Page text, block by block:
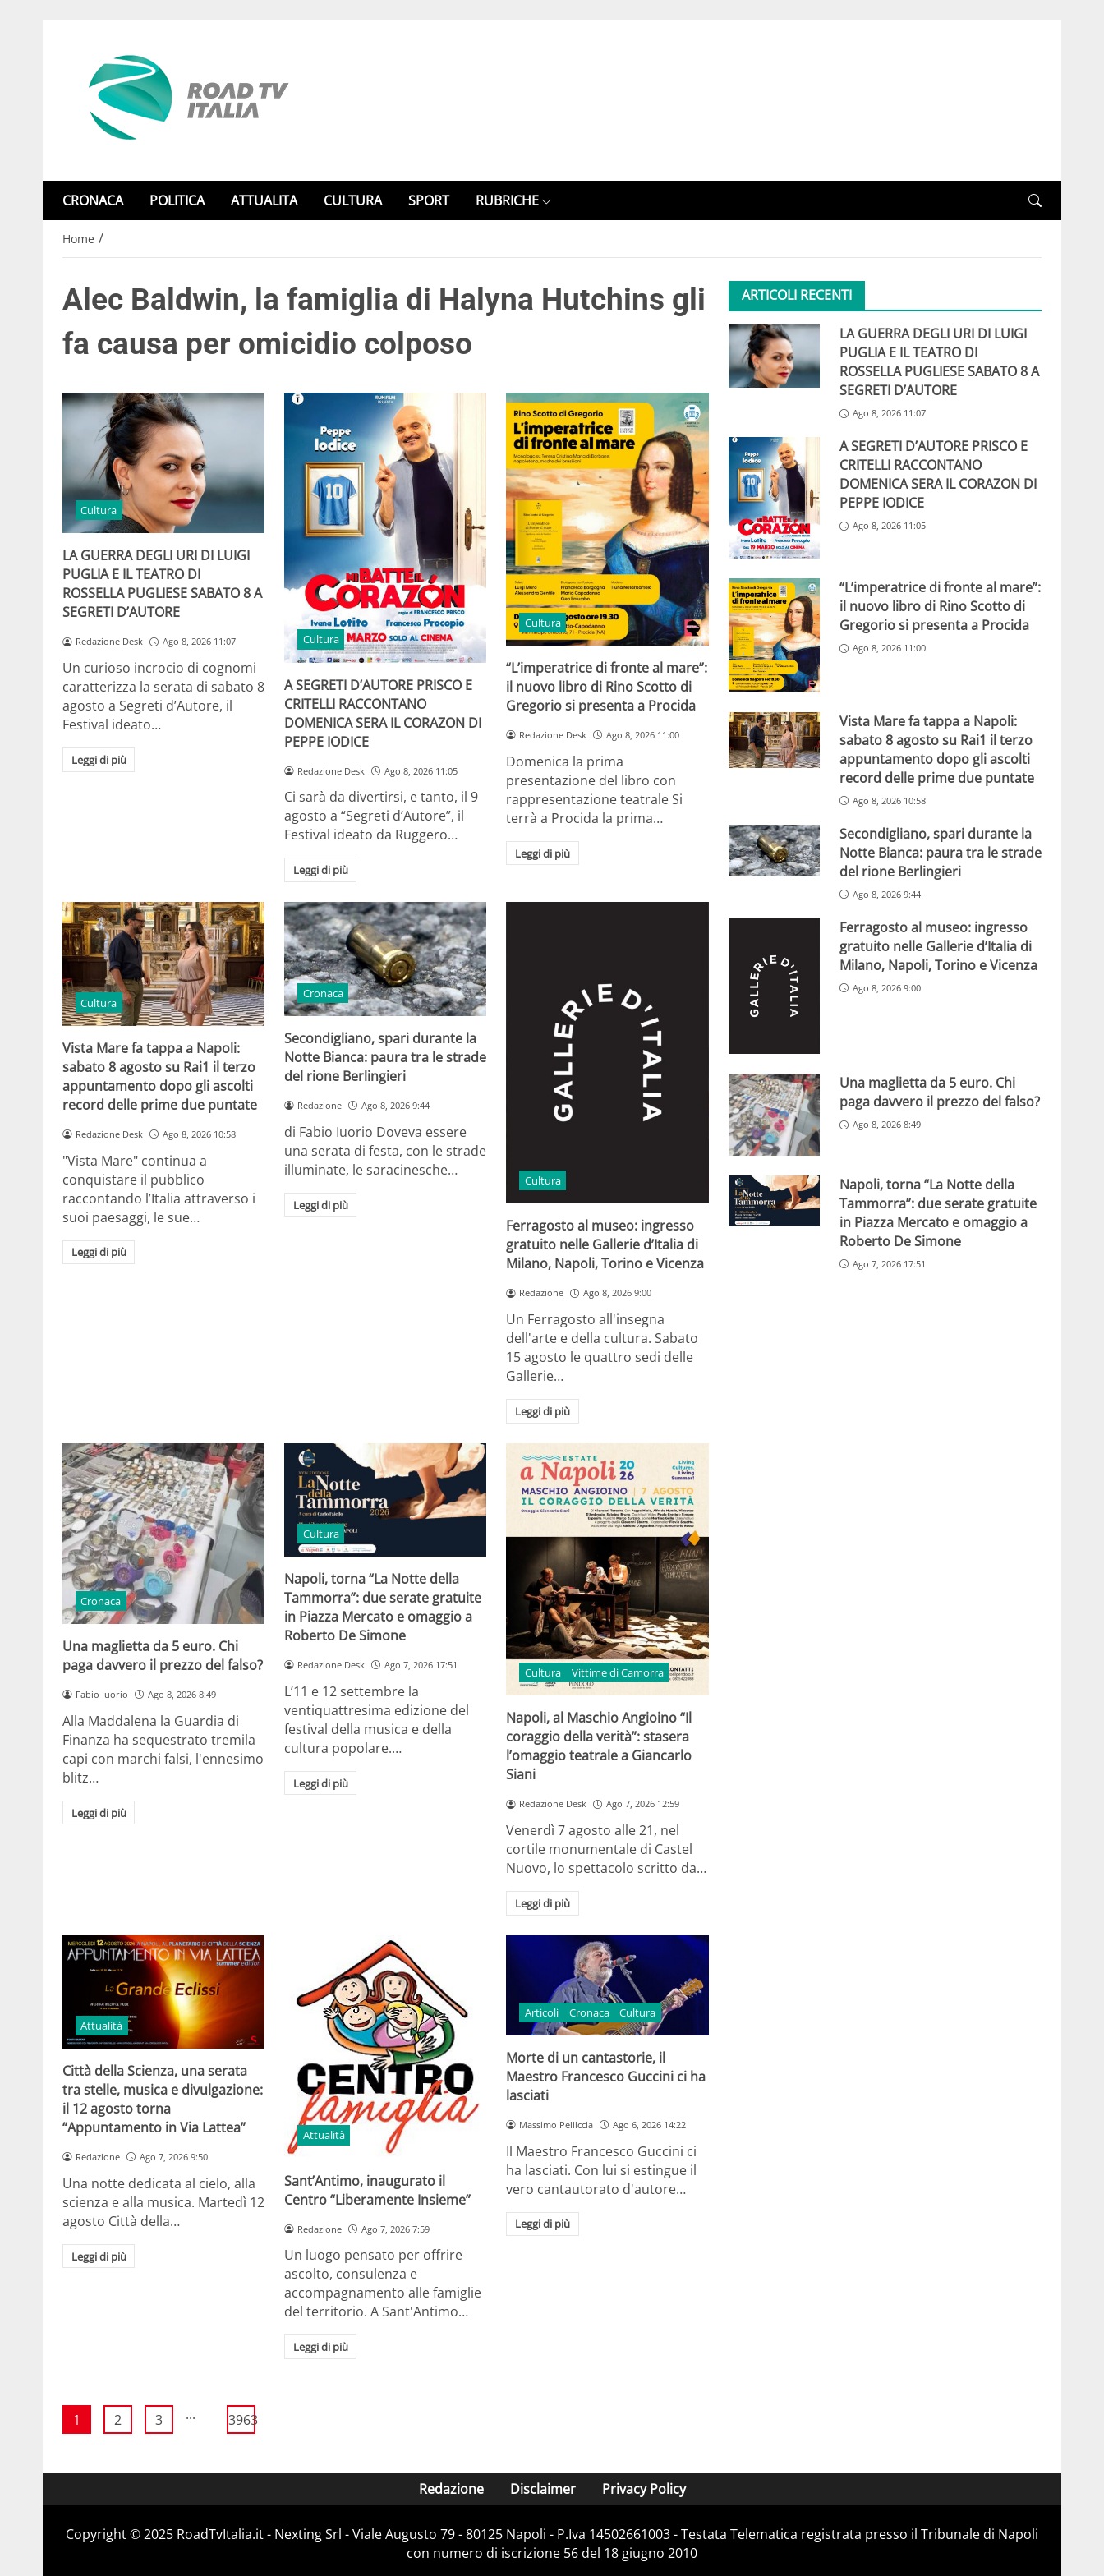
CRONACA POLITICA ATTUALITA CULTURA SPORT RUBRICHE
Home /
Alec Baldwin, la famiglia di Halyna Hutchins gli
fa causa per omicidio colposo
Cultura
LA GUERRA DEGLI URI DI LUIGI
PUGLIA E IL TEATRO DI
ROSSELLA PUGLIESE SABATO 8 A
SEGRETI D’AUTORE
Redazione Desk Ago 8, 2026 11:07
Un curioso incrocio di cognomi
caratterizza la serata di sabato 8
agosto a Segreti d’Autore, il
Festival ideato…
Leggi di più
Cultura
A SEGRETI D’AUTORE PRISCO E
CRITELLI RACCONTANO
DOMENICA SERA IL CORAZON DI
PEPPE IODICE
Redazione Desk Ago 8, 2026 11:05
Ci sarà da divertirsi, e tanto, il 9
agosto a “Segreti d’Autore”, il
Festival ideato da Ruggero…
Leggi di più
Cultura
“L’imperatrice di fronte al mare”:
il nuovo libro di Rino Scotto di
Gregorio si presenta a Procida
Redazione Desk Ago 8, 2026 11:00
Domenica la prima
presentazione del libro con
rappresentazione teatrale Si
terrà a Procida la prima…
Leggi di più
Cultura
Vista Mare fa tappa a Napoli:
sabato 8 agosto su Rai1 il terzo
appuntamento dopo gli ascolti
record delle prime due puntate
Redazione Desk Ago 8, 2026 10:58
"Vista Mare" continua a
conquistare il pubblico
raccontando l’Italia attraverso i
suoi paesaggi, le sue…
Leggi di più
Cronaca
Secondigliano, spari durante la
Notte Bianca: paura tra le strade
del rione Berlingieri
Redazione Ago 8, 2026 9:44
di Fabio Iuorio Doveva essere
una serata di festa, con le strade
illuminate, le saracinesche…
Leggi di più
Cultura
Ferragosto al museo: ingresso
gratuito nelle Gallerie d’Italia di
Milano, Napoli, Torino e Vicenza
Redazione Ago 8, 2026 9:00
Un Ferragosto all'insegna
dell'arte e della cultura. Sabato
15 agosto le quattro sedi delle
Gallerie…
Leggi di più
Cronaca
Una maglietta da 5 euro. Chi
paga davvero il prezzo del falso?
Fabio Iuorio Ago 8, 2026 8:49
Alla Maddalena la Guardia di
Finanza ha sequestrato tremila
capi con marchi falsi, l'ennesimo
blitz…
Leggi di più
Cultura
Napoli, torna “La Notte della
Tammorra”: due serate gratuite
in Piazza Mercato e omaggio a
Roberto De Simone
Redazione Desk Ago 7, 2026 17:51
L’11 e 12 settembre la
ventiquattresima edizione del
festival della musica e della
cultura popolare.…
Leggi di più
Cultura Vittime di Camorra
Napoli, al Maschio Angioino “Il
coraggio della verità”: stasera
l’omaggio teatrale a Giancarlo
Siani
Redazione Desk Ago 7, 2026 12:59
Venerdì 7 agosto alle 21, nel
cortile monumentale di Castel
Nuovo, lo spettacolo scritto da…
Leggi di più
Attualità
Città della Scienza, una serata
tra stelle, musica e divulgazione:
il 12 agosto torna
“Appuntamento in Via Lattea”
Redazione Ago 7, 2026 9:50
Una notte dedicata al cielo, alla
scienza e alla musica. Martedì 12
agosto Città della…
Leggi di più
Attualità
Sant’Antimo, inaugurato il
Centro “Liberamente Insieme”
Redazione Ago 7, 2026 7:59
Un luogo pensato per offrire
ascolto, consulenza e
accompagnamento alle famiglie
del territorio. A Sant'Antimo…
Leggi di più
Articoli Cronaca Cultura
Morte di un cantastorie, il
Maestro Francesco Guccini ci ha
lasciati
Massimo Pelliccia Ago 6, 2026 14:22
Il Maestro Francesco Guccini ci
ha lasciati. Con lui si estingue il
vero cantautorato d'autore…
Leggi di più
1 2 3 ... 3963
ARTICOLI RECENTI
LA GUERRA DEGLI URI DI LUIGI
PUGLIA E IL TEATRO DI
ROSSELLA PUGLIESE SABATO 8 A
SEGRETI D’AUTORE
Ago 8, 2026 11:07
A SEGRETI D’AUTORE PRISCO E
CRITELLI RACCONTANO
DOMENICA SERA IL CORAZON DI
PEPPE IODICE
Ago 8, 2026 11:05
“L’imperatrice di fronte al mare”:
il nuovo libro di Rino Scotto di
Gregorio si presenta a Procida
Ago 8, 2026 11:00
Vista Mare fa tappa a Napoli:
sabato 8 agosto su Rai1 il terzo
appuntamento dopo gli ascolti
record delle prime due puntate
Ago 8, 2026 10:58
Secondigliano, spari durante la
Notte Bianca: paura tra le strade
del rione Berlingieri
Ago 8, 2026 9:44
Ferragosto al museo: ingresso
gratuito nelle Gallerie d’Italia di
Milano, Napoli, Torino e Vicenza
Ago 8, 2026 9:00
Una maglietta da 5 euro. Chi
paga davvero il prezzo del falso?
Ago 8, 2026 8:49
Napoli, torna “La Notte della
Tammorra”: due serate gratuite
in Piazza Mercato e omaggio a
Roberto De Simone
Ago 7, 2026 17:51
Redazione Disclaimer Privacy Policy
Copyright ©️ 2025 RoadTvItalia.it - Nexting Srl - Viale Augusto 79 - 80125 Napoli - P.Iva 14502661003 - Testata Telematica registrata presso il Tribunale di Napoli
con numero di iscrizione 56 del 18 giugno 2010